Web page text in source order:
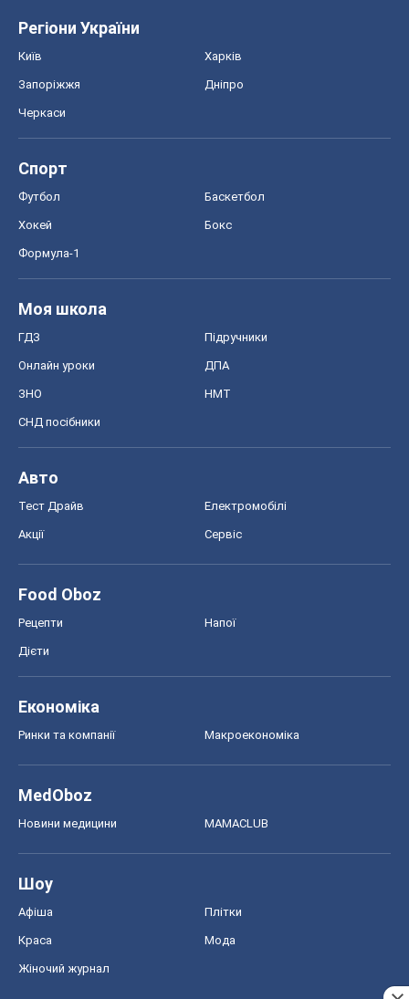
Регіони України
Київ Харків
Запоріжжя Дніпро
Черкаси
Спорт
Футбол Баскетбол
Хокей Бокс
Формула-1
Моя школа
ГДЗ Підручники
Онлайн уроки ДПА
ЗНО НМТ
СНД посібники
Авто
Тест Драйв Електромобілі
Акції Сервіс
Food Oboz
Рецепти Напої
Дієти
Економіка
Ринки та компанії Макроекономіка
MedOboz
Новини медицини MAMACLUB
Шоу
Афіша Плітки
Краса Мода
Жіночий журнал